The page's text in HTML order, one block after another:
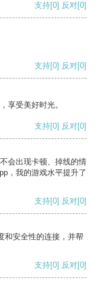
支持[0] 反对[0]
支持[0] 反对[0]
享受美好时光。
支持[0] 反对[0]
会出现卡顿、掉线的情
，我的游戏水平提升了
支持[0] 反对[0]
和安全性的连接，并帮
支持[0] 反对[0]